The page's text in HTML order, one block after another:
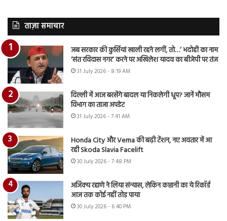
ताज़ा समाचार
जब सरकार की कुर्सियां खाली रहने लगीं, तो…’ भदोही का नाम
‘संत रविदास नगर’ करने पर अखिलेश यादव का बीजेपी पर तंज
31 July 2026 - 8:19 AM
दिल्ली में आज बरसेंगे बादल या निकलेगी धूप? जानें मौसम
विभाग का ताजा अपडेट
31 July 2026 - 7:41 AM
Honda City और Verna की बढ़ी टेंशन, नए अवतार में आ
रही Skoda Slavia Facelift
30 July 2026 - 7:48 PM
अजिंक्य रहाणे ने लिया संन्यास, लेकिन कप्तानी का ये रिकॉर्ड
आज तक कोई नहीं तोड़ पाया
30 July 2026 - 6:40 PM